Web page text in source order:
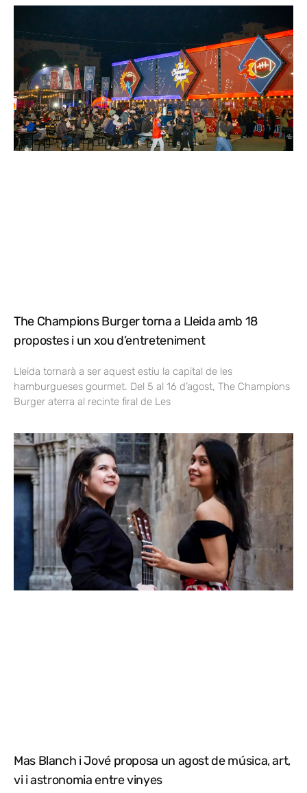
The Champions Burger torna a Lleida amb 18
propostes i un xou d’entreteniment
Lleida tornarà a ser aquest estiu la capital de les
hamburgueses gourmet. Del 5 al 16 d’agost, The Champions
Burger aterra al recinte firal de Les
Mas Blanch i Jové proposa un agost de música, art,
vi i astronomia entre vinyes